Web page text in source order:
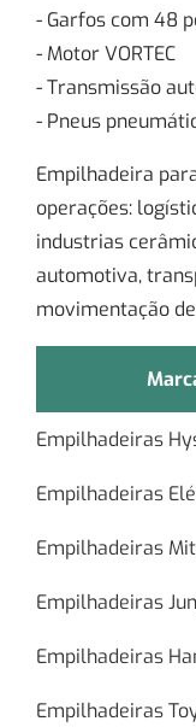
- Garfos com 48
- Motor VORTEC
- Transmissão
- Pneus
Empilhadeira
operações:
industrias
automotiva,
movimentação
Empilhadeiras
Empilhadeiras
Empilhadeiras
Empilhadeiras
Empilhadeiras
Empilhadeiras